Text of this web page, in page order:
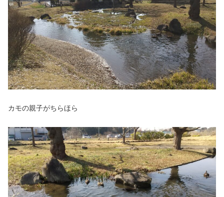
カモの親子がちらほら